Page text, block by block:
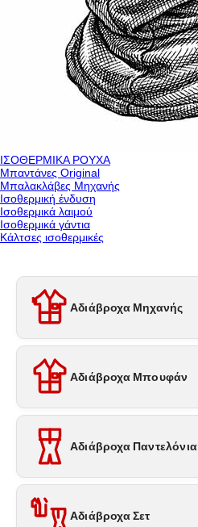
ΙΣΟΘΕΡΜΙΚΑ ΡΟΥΧΑ
Μπαντάνες Original
Μπαλακλάβες Μηχανής
Ισοθερμική ένδυση
Ισοθερμικά λαιμού
Ισοθερμικά γάντια
Κάλτσες ισοθερμικές
Αδιάβροχα Μηχανής
Αδιάβροχα Μπουφάν
Αδιάβροχα Παντελόνια
Αδιάβροχα Σετ